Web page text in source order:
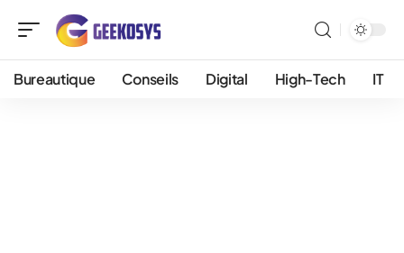
Bureautique Conseils Digital High-Tech IT